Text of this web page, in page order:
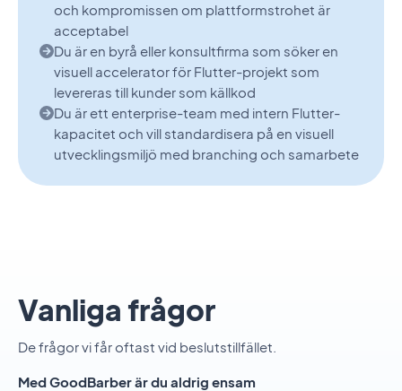
och kompromissen om plattformstrohet är
acceptabel
Du är en byrå eller konsultfirma som söker en
visuell accelerator för Flutter-projekt som
levereras till kunder som källkod
Du är ett enterprise-team med intern Flutter-
kapacitet och vill standardisera på en visuell
utvecklingsmiljö med branching och samarbete
Vanliga frågor
De frågor vi får oftast vid beslutstillfället.
Med GoodBarber är du aldrig ensam